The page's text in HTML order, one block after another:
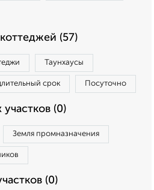
(57)
Таунхаусы
срок Посуточно
(0)
Земля промназначения
(0)